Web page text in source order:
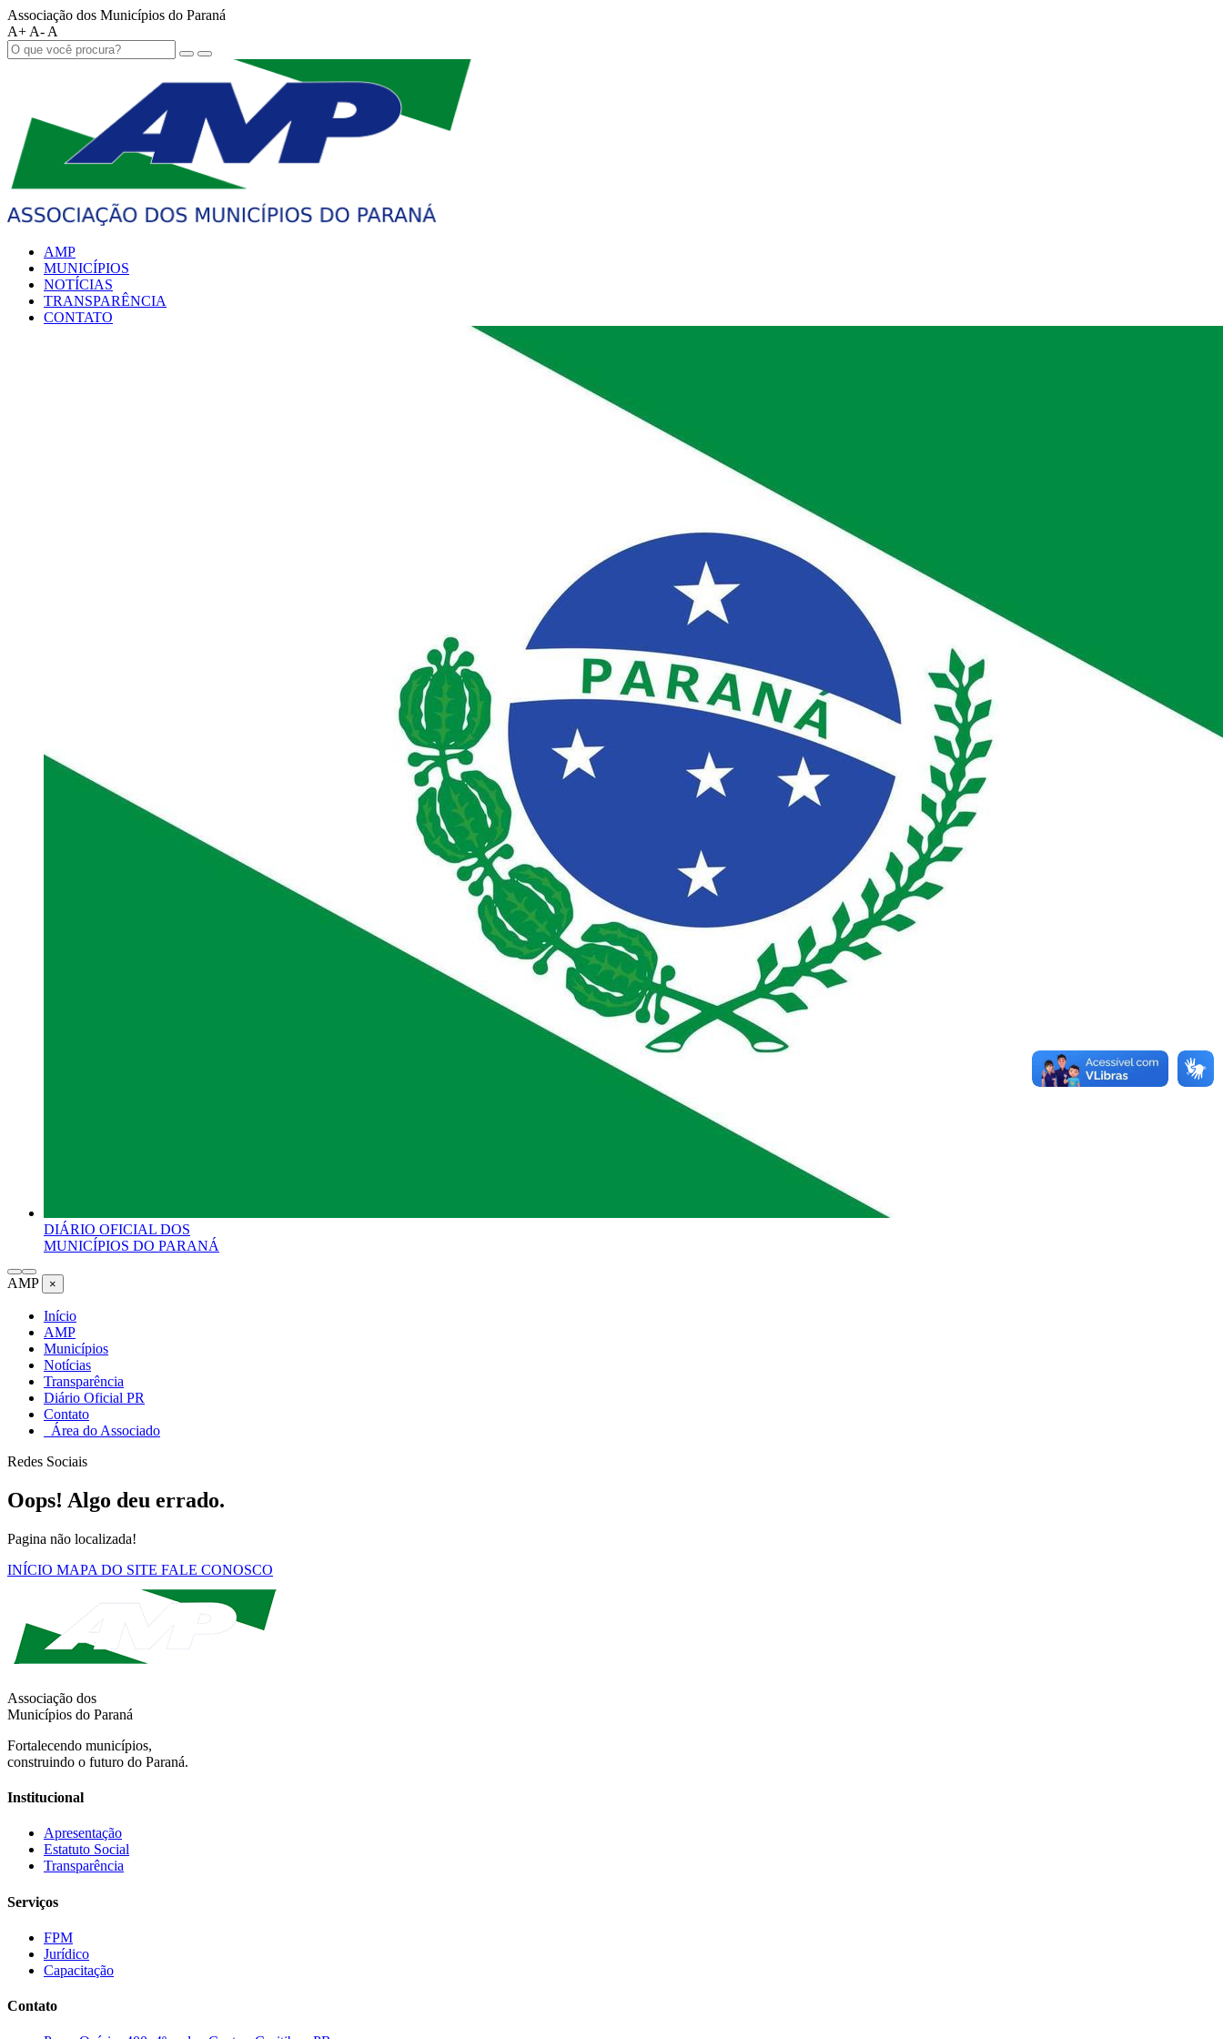
Associação dos Municípios do Paraná
A+ A- A
AMP
MUNICÍPIOS
NOTÍCIAS
TRANSPARÊNCIA
CONTATO
DIÁRIO OFICIAL DOS
MUNICÍPIOS DO PARANÁ
AMP ×
Início
AMP
Municípios
Notícias
Transparência
Diário Oficial PR
Contato
Área do Associado
Redes Sociais
Oops! Algo deu errado.
Pagina não localizada!
INÍCIO MAPA DO SITE FALE CONOSCO
Associação dos
Municípios do Paraná
Fortalecendo municípios,
construindo o futuro do Paraná.
Institucional
Apresentação
Estatuto Social
Transparência
Serviços
FPM
Jurídico
Capacitação
Contato